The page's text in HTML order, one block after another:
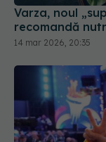
Varza, noul
recomandă
14 mar 2026, 20:35